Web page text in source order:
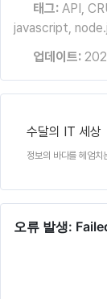
태그: API ,
javascript,
업데이트:
수달의 IT 세상
정보의 바다를 헤엄치